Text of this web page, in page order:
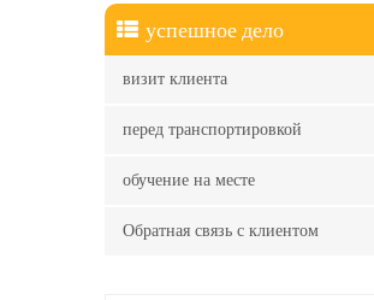
успешное дело
визит клиента
перед транспортировкой
обучение на месте
Обратная связь с клиентом